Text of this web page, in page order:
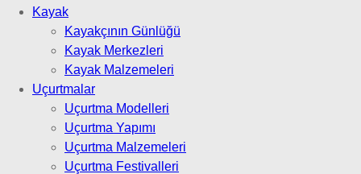
Kayak
Kayakçının Günlüğü
Kayak Merkezleri
Kayak Malzemeleri
Uçurtmalar
Uçurtma Modelleri
Uçurtma Yapımı
Uçurtma Malzemeleri
Uçurtma Festivalleri